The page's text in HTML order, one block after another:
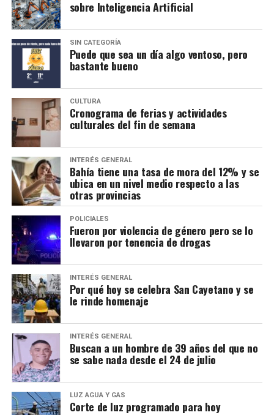
sobre Inteligencia Artificial
SIN CATEGORÍA
Puede que sea un día algo ventoso, pero
bastante bueno
CULTURA
Cronograma de ferias y actividades
culturales del fin de semana
INTERÉS GENERAL
Bahía tiene una tasa de mora del 12% y se
ubica en un nivel medio respecto a las
otras provincias
POLICIALES
Fueron por violencia de género pero se lo
llevaron por tenencia de drogas
INTERÉS GENERAL
Por qué hoy se celebra San Cayetano y se
le rinde homenaje
INTERÉS GENERAL
Buscan a un hombre de 39 años del que no
se sabe nada desde el 24 de julio
LUZ AGUA Y GAS
Corte de luz programado para hoy